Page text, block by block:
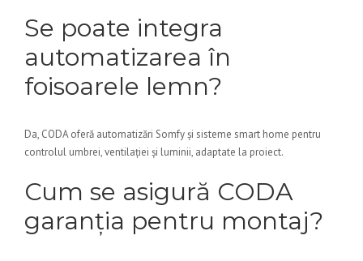
Se poate integra
automatizarea în
foisoarele lemn?
Da, CODA oferă automatizări Somfy și sisteme smart home pentru
controlul umbrei, ventilației și luminii, adaptate la proiect.
Cum se asigură CODA
garanția pentru montaj?